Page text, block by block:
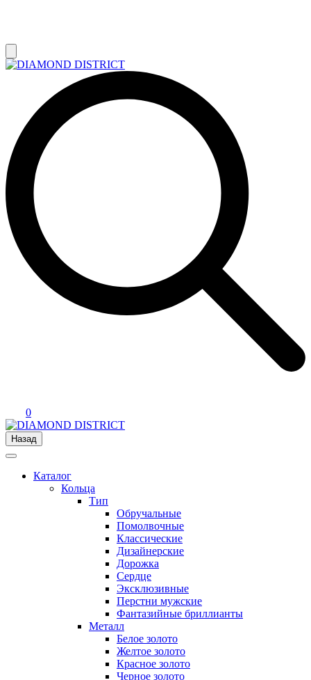
0
Назад
Каталог
Кольца
Тип
Обручальные
Помолвочные
Классические
Дизайнерские
Дорожка
Сердце
Эксклюзивные
Перстни мужские
Фантазийные бриллианты
Металл
Белое золото
Желтое золото
Красное золото
Черное золото